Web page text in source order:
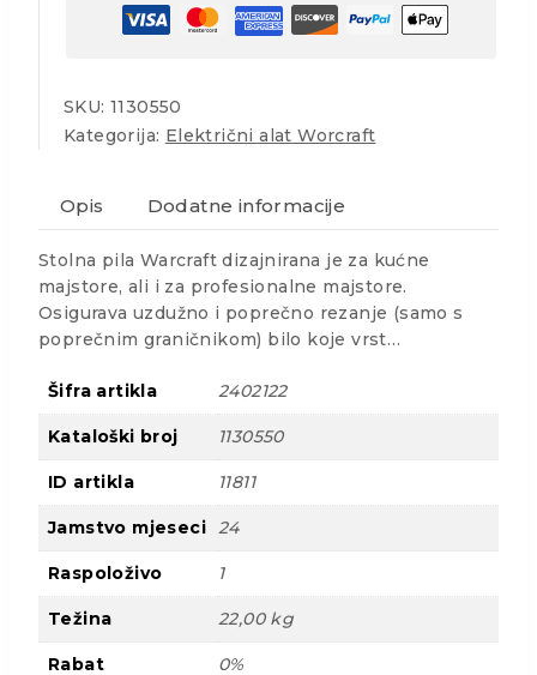
SKU: 1130550
Kategorija: Električni alat Worcraft
Opis Dodatne informacije
Stolna pila Warcraft dizajnirana je za kućne
majstore, ali i za profesionalne majstore.
Osigurava uzdužno i poprečno rezanje (samo s
poprečnim graničnikom) bilo koje vrst…
Šifra artikla 2402122
Kataloški broj 1130550
ID artikla 11811
Jamstvo mjeseci 24
Raspoloživo 1
Težina 22,00 kg
Rabat 0%